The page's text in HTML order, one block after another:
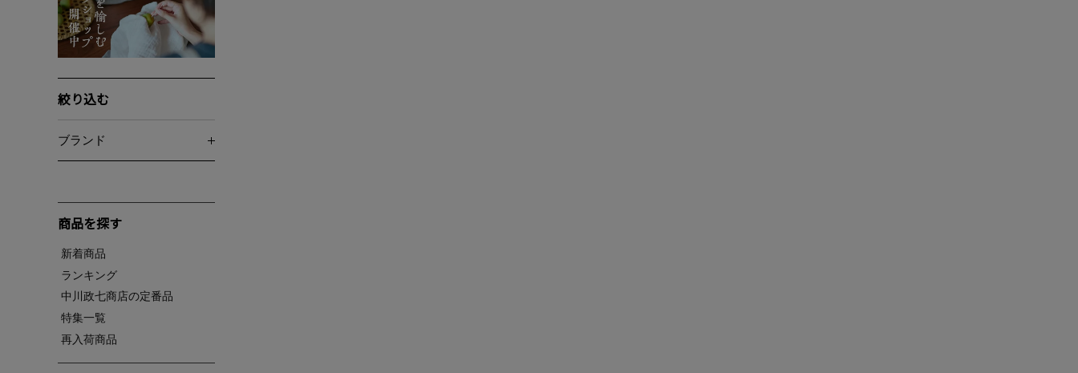
絞り込む
ブランド
商品を探す
新着商品
ランキング
中川政七商店の定番品
特集一覧
再入荷商品